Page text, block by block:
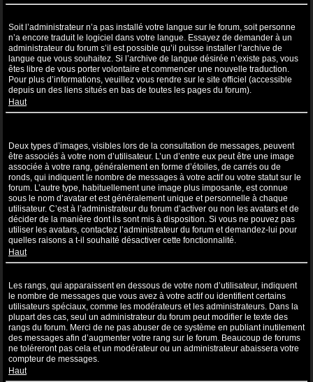
Soit l’administrateur n’a pas installé votre langue sur le forum, soit personne
n’a encore traduit le logiciel dans votre langue. Essayez de demander à un
administrateur du forum s’il est possible qu’il puisse installer l’archive de
langue que vous souhaitez. Si l’archive de langue désirée n’existe pas, vous
êtes libre de vous porter volontaire et commencer une nouvelle traduction.
Pour plus d’informations, veuillez vous rendre sur le site officiel (accessible
depuis un des liens situés en bas de toutes les pages du forum).
Haut
Deux types d’images, visibles lors de la consultation de messages, peuvent
être associés à votre nom d’utilisateur. L’un d’entre eux peut être une image
associée à votre rang, généralement en forme d’étoiles, de carrés ou de
ronds, qui indiquent le nombre de messages à votre actif ou votre statut sur le
forum. L’autre type, habituellement une image plus imposante, est connue
sous le nom d’avatar et est généralement unique et personnelle à chaque
utilisateur. C’est à l’administrateur du forum d’activer ou non les avatars et de
décider de la manière dont ils sont mis à disposition. Si vous ne pouvez pas
utiliser les avatars, contactez l’administrateur du forum et demandez-lui pour
quelles raisons a t-il souhaité désactiver cette fonctionnalité.
Haut
Les rangs, qui apparaissent en dessous de votre nom d’utilisateur, indiquent
le nombre de messages que vous avez à votre actif ou identifient certains
utilisateurs spéciaux, comme les modérateurs et les administrateurs. Dans la
plupart des cas, seul un administrateur du forum peut modifier le texte des
rangs du forum. Merci de ne pas abuser de ce système en publiant inutilement
des messages afin d’augmenter votre rang sur le forum. Beaucoup de forums
ne toléreront pas cela et un modérateur ou un administrateur abaissera votre
compteur de messages.
Haut